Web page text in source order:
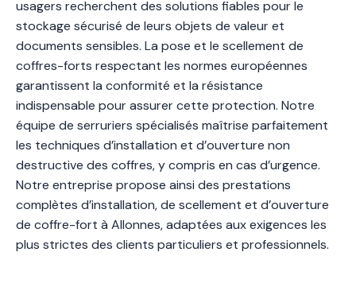
usagers recherchent des solutions fiables pour le
stockage sécurisé de leurs objets de valeur et
documents sensibles. La pose et le scellement de
coffres-forts respectant les normes européennes
garantissent la conformité et la résistance
indispensable pour assurer cette protection. Notre
équipe de serruriers spécialisés maîtrise parfaitement
les techniques d’installation et d’ouverture non
destructive des coffres, y compris en cas d’urgence.
Notre entreprise propose ainsi des prestations
complètes d’installation, de scellement et d’ouverture
de coffre-fort à Allonnes, adaptées aux exigences les
plus strictes des clients particuliers et professionnels.